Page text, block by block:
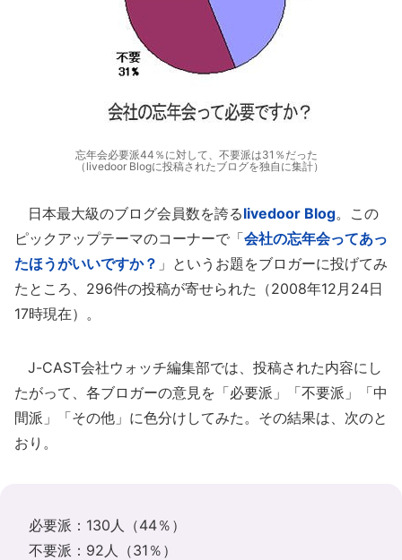
忘年会必要派44％に対して、不要派は31％だった
（livedoor Blogに投稿されたブログを独自に集計）
日本最大級のブログ会員数を誇るlivedoor Blog。この
ピックアップテーマのコーナーで「会社の忘年会ってあっ
たほうがいいですか？ 」というお題をブロガーに投げてみ
たところ、296件の投稿が寄せられた（2008年12月24日
17時現在）。
J-CAST会社ウォッチ編集部では、投稿された内容にし
たがって、各ブロガーの意見を「必要派」「不要派」「中
間派」「その他」に色分けしてみた。その結果は、次のと
おり。
必要派：130人（44％）
不要派：92人（31％）